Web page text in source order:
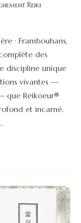
Reiki
· Frambouhans,
des
discipline unique
vivantes —
que Reikoeur®
et incarné.